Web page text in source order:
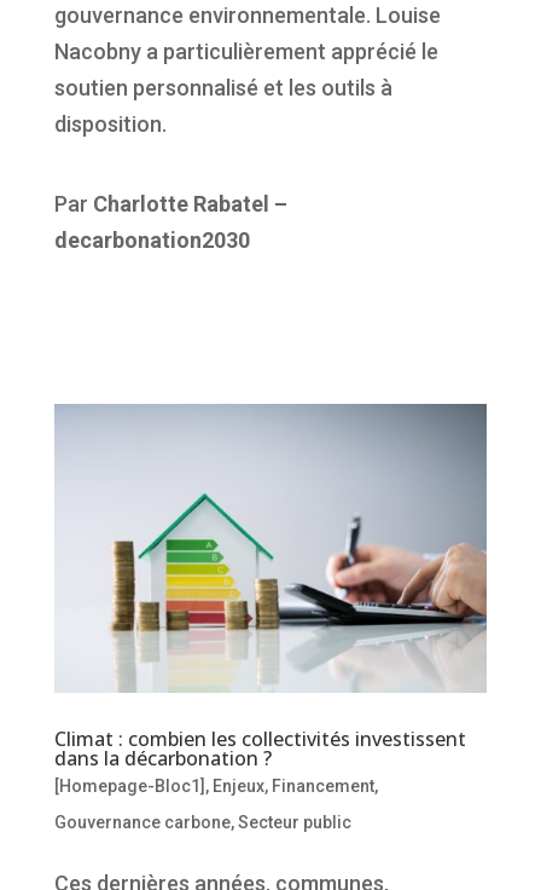
gouvernance environnementale. Louise
Nacobny a particulièrement apprécié le
soutien personnalisé et les outils à
disposition.
Par Charlotte Rabatel –
decarbonation2030
Climat : combien les collectivités investissent
dans la décarbonation ?
[Homepage-Bloc1] , Enjeux, Financement,
Gouvernance carbone,Secteur public
Ces dernières années, communes,